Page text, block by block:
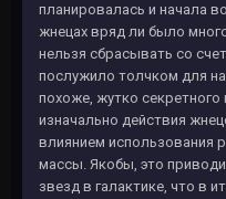
планировалась и начала
жнецах вряд ли было
нельзя сбрасывать со
послужило толчком для
похоже, жутко секретного
изначально действия
влиянием использования
массы. Якобы, это
звезд в галактике, что в